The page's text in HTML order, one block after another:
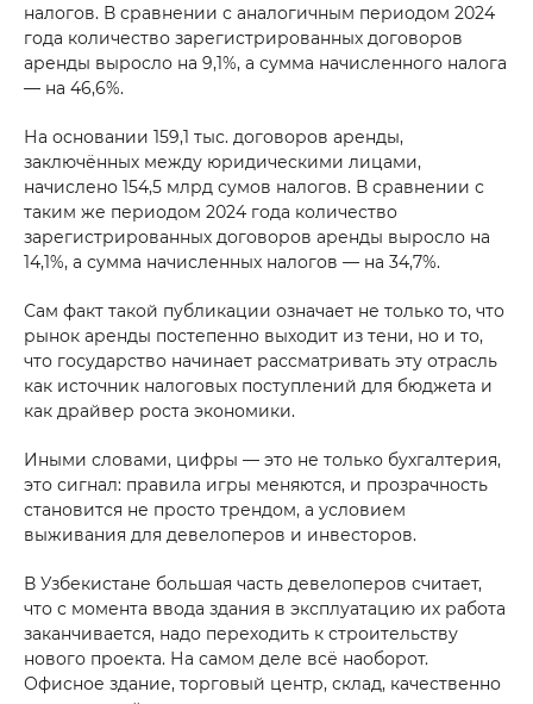
налогов. В сравнении с аналогичным периодом 2024
года количество зарегистрированных договоров
аренды выросло на 9,1%, а сумма начисленного налога
— на 46,6%.
На основании 159,1 тыс. договоров аренды,
заключённых между юридическими лицами,
начислено 154,5 млрд сумов налогов. В сравнении с
таким же периодом 2024 года количество
зарегистрированных договоров аренды выросло на
14,1%, а сумма начисленных налогов — на 34,7%.
Сам факт такой публикации означает не только то, что
рынок аренды постепенно выходит из тени, но и то,
что государство начинает рассматривать эту отрасль
как источник налоговых поступлений для бюджета и
как драйвер роста экономики.
Иными словами, цифры — это не только бухгалтерия,
это сигнал: правила игры меняются, и прозрачность
становится не просто трендом, а условием
выживания для девелоперов и инвесторов.
В Узбекистане большая часть девелоперов считает,
что с момента ввода здания в эксплуатацию их работа
заканчивается, надо переходить к строительству
нового проекта. На самом деле всё наоборот.
Офисное здание, торговый центр, склад, качественно
Maslahat olishni xohlaysizmi?
Sizning ismingiz
Telefon raqami*
Sizning xabaringiz